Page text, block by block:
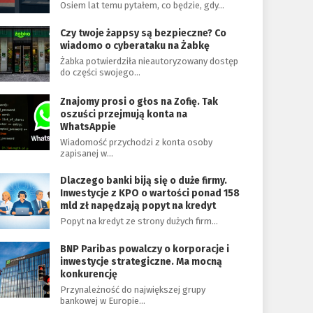
Osiem lat temu pytałem, co będzie, gdy…
Czy twoje żappsy są bezpieczne? Co
wiadomo o cyberataku na Żabkę
Żabka potwierdziła nieautoryzowany dostęp
do części swojego…
Znajomy prosi o głos na Zofię. Tak
oszuści przejmują konta na
WhatsAppie
Wiadomość przychodzi z konta osoby
zapisanej w…
Dlaczego banki biją się o duże firmy.
Inwestycje z KPO o wartości ponad 158
mld zł napędzają popyt na kredyt
Popyt na kredyt ze strony dużych firm…
BNP Paribas powalczy o korporacje i
inwestycje strategiczne. Ma mocną
konkurencję
Przynależność do największej grupy
bankowej w Europie…